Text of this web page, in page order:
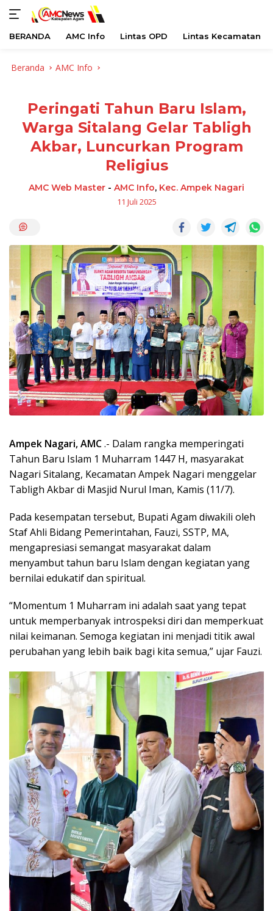
BERANDA AMC Info Lintas OPD Lintas Kecamatan
Beranda AMC Info
Peringati Tahun Baru Islam,
Warga Sitalang Gelar Tabligh
Akbar, Luncurkan Program
Religius
AMC Web Master - AMC Info, Kec. Ampek Nagari
11 Juli 2025
Ampek Nagari, AMC.- Dalam rangka memperingati
Tahun Baru Islam 1 Muharram 1447 H, masyarakat
Nagari Sitalang, Kecamatan Ampek Nagari menggelar
Tabligh Akbar di Masjid Nurul Iman, Kamis (11/7).
Pada kesempatan tersebut, Bupati Agam diwakili oleh
Staf Ahli Bidang Pemerintahan, Fauzi, SSTP, MA,
mengapresiasi semangat masyarakat dalam
menyambut tahun baru Islam dengan kegiatan yang
bernilai edukatif dan spiritual.
“Momentum 1 Muharram ini adalah saat yang tepat
untuk memperbanyak introspeksi diri dan memperkuat
nilai keimanan. Semoga kegiatan ini menjadi titik awal
perubahan yang lebih baik bagi kita semua,” ujar Fauzi.